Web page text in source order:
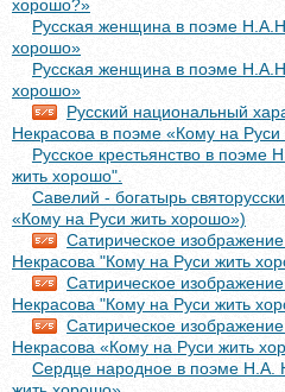
хорошо?»
Русская женщина в поэме
хорошо»
Русская женщина в поэме
хорошо»
Русский национальный
Некрасова в поэме «Кому на
Русское крестьянство в поэме
жить хорошо".
Савелий - богатырь
«Кому на Руси жить хорошо»)
Сатирическое
Некрасова "Кому на Руси жить
Сатирическое
Некрасова "Кому на Руси жить
Сатирическое
Некрасова «Кому на Руси жить
Сердце народное в поэме Н.А.